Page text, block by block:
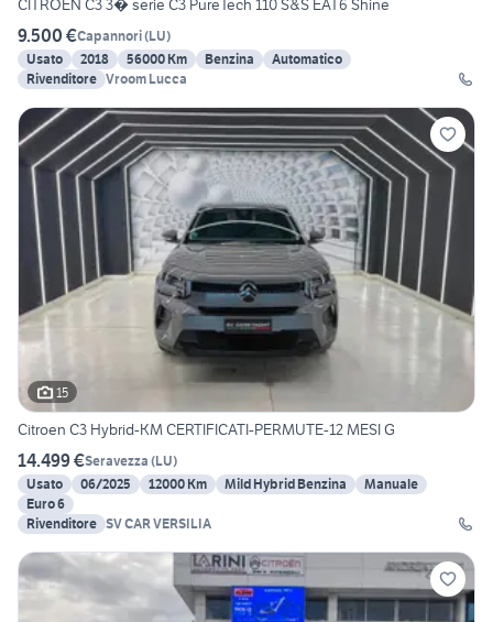
CITROEN C3 3� serie C3 PureTech 110 S&S EAT6 Shine
9.500 €Capannori(LU)
Usato
2018 56000 Km Benzina
Automatico
Rivenditore Vroom Lucca
15
Citroen C3 Hybrid-KM CERTIFICATI-PERMUTE-12 MESI G
14.499 €Seravezza (LU)
Usato
06/2025 12000 Km Mild Hybrid Benzina
Manuale
Euro 6
Rivenditore SV CAR VERSILIA